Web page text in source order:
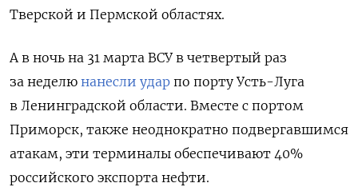
Тверской и Пермской областях.
А в ночь на 31 марта ВСУ в четвертый раз
за неделю нанесли удар по порту Усть-Луга
в Ленинградской области. Вместе с портом
Приморск, также неоднократно подвергавшимся
атакам, эти терминалы обеспечивают 40%
российского экспорта нефти.